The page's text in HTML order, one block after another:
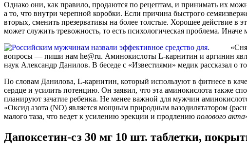
Однако они, как правило, продаются по рецептам, и принимать их
а то, что внутри черепной коробки. Если причина быстрого
вторых, сменить презервативы на более толстые. Хорошее действие в
может служить тревожность, то есть психологическая проблема.
вопросы — пиши нам he@ru. Аминокислоты L-карнитин и аргинин
наук Александр Данилов. В беседе с «Известиями» медик рассказал о
По словам Данилова, L-карнитин, который используют в фитнесе в
сердце и усилить потенцию. Он заявил, что эта аминокислота также
планируют зачатие ребенка. Не менее важной для мужчин
«Оксид азота (NO) является мощным природным вазодилятатором
малого таза, что ведет к усилению эрекции и продлению полового акта
Дапоксетин-сз 30 мг 10 шт. таблетки,